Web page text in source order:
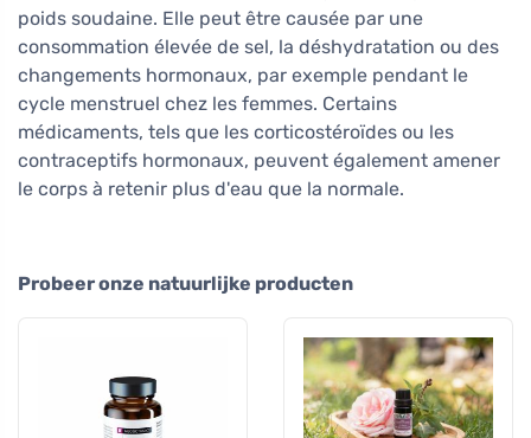
poids soudaine. Elle peut être causée par une
consommation élevée de sel, la déshydratation ou des
changements hormonaux, par exemple pendant le
cycle menstruel chez les femmes. Certains
médicaments, tels que les corticostéroïdes ou les
contraceptifs hormonaux, peuvent également amener
le corps à retenir plus d'eau que la normale.
Probeer onze natuurlijke producten